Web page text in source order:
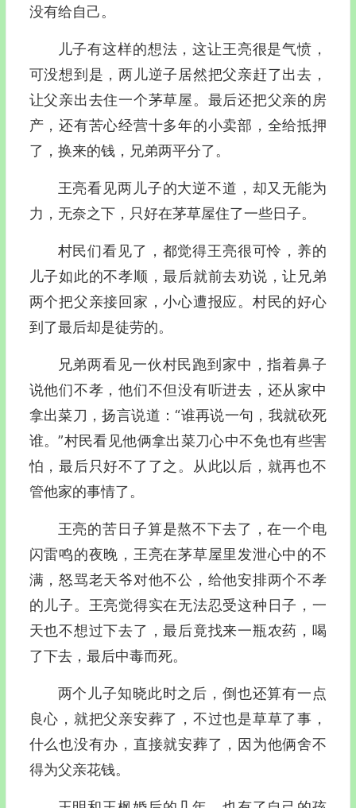
没有给自己。
儿子有这样的想法，这让王亮很是气愤，
可没想到是，两儿逆子居然把父亲赶了出去，
让父亲出去住一个茅草屋。最后还把父亲的房
产，还有苦心经营十多年的小卖部，全给抵押
了，换来的钱，兄弟两平分了。
王亮看见两儿子的大逆不道，却又无能为
力，无奈之下，只好在茅草屋住了一些日子。
村民们看见了，都觉得王亮很可怜，养的
儿子如此的不孝顺，最后就前去劝说，让兄弟
两个把父亲接回家，小心遭报应。村民的好心
到了最后却是徒劳的。
兄弟两看见一伙村民跑到家中，指着鼻子
说他们不孝，他们不但没有听进去，还从家中
拿出菜刀，扬言说道：“谁再说一句，我就砍死
谁。”村民看见他俩拿出菜刀心中不免也有些害
怕，最后只好不了了之。从此以后，就再也不
管他家的事情了。
王亮的苦日子算是熬不下去了，在一个电
闪雷鸣的夜晚，王亮在茅草屋里发泄心中的不
满，怒骂老天爷对他不公，给他安排两个不孝
的儿子。王亮觉得实在无法忍受这种日子，一
天也不想过下去了，最后竟找来一瓶农药，喝
了下去，最后中毒而死。
两个儿子知晓此时之后，倒也还算有一点
良心，就把父亲安葬了，不过也是草草了事，
什么也没有办，直接就安葬了，因为他俩舍不
得为父亲花钱。